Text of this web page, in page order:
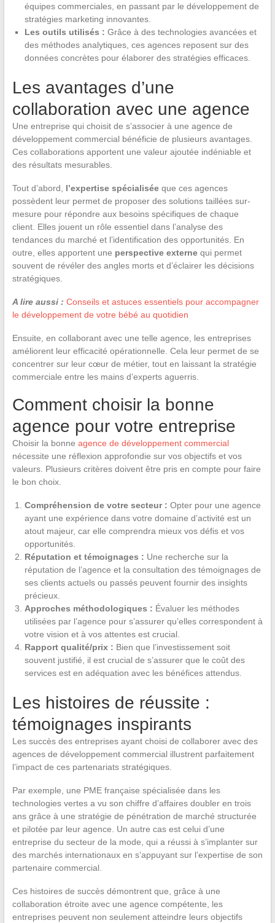
équipes commerciales, en passant par le développement de
stratégies marketing innovantes.
Les outils utilisés : Grâce à des technologies avancées et
des méthodes analytiques, ces agences reposent sur des
données concrètes pour élaborer des stratégies efficaces.
Les avantages d’une
collaboration avec une agence
Une entreprise qui choisit de s’associer à une agence de
développement commercial bénéficie de plusieurs avantages.
Ces collaborations apportent une valeur ajoutée indéniable et
des résultats mesurables.
Tout d’abord, l’expertise spécialiséeque ces agences
possèdent leur permet de proposer des solutions taillées sur-
mesure pour répondre aux besoins spécifiques de chaque
client. Elles jouent un rôle essentiel dans l’analyse des
tendances du marché et l’identification des opportunités. En
outre, elles apportent une perspective externequi permet
souvent de révéler des angles morts et d’éclairer les décisions
stratégiques.
A lire aussi : Conseils et astuces essentiels pour accompagner
le développement de votre bébé au quotidien
Ensuite, en collaborant avec une telle agence, les entreprises
améliorent leur efficacité opérationnelle. Cela leur permet de se
concentrer sur leur cœur de métier, tout en laissant la stratégie
commerciale entre les mains d’experts aguerris.
Comment choisir la bonne
agence pour votre entreprise
Choisir la bonne agence de développement commercial
nécessite une réflexion approfondie sur vos objectifs et vos
valeurs. Plusieurs critères doivent être pris en compte pour faire
le bon choix.
Compréhension de votre secteur : Opter pour une agence
ayant une expérience dans votre domaine d’activité est un
atout majeur, car elle comprendra mieux vos défis et vos
opportunités.
Réputation et témoignages : Une recherche sur la
réputation de l’agence et la consultation des témoignages de
ses clients actuels ou passés peuvent fournir des insights
précieux.
Approches méthodologiques : Évaluer les méthodes
utilisées par l’agence pour s’assurer qu’elles correspondent à
votre vision et à vos attentes est crucial.
Rapport qualité/prix : Bien que l’investissement soit
souvent justifié, il est crucial de s’assurer que le coût des
services est en adéquation avec les bénéfices attendus.
Les histoires de réussite :
témoignages inspirants
Les succès des entreprises ayant choisi de collaborer avec des
agences de développement commercial illustrent parfaitement
l’impact de ces partenariats stratégiques.
Par exemple, une PME française spécialisée dans les
technologies vertes a vu son chiffre d’affaires doubler en trois
ans grâce à une stratégie de pénétration de marché structurée
et pilotée par leur agence. Un autre cas est celui d’une
entreprise du secteur de la mode, qui a réussi à s’implanter sur
des marchés internationaux en s’appuyant sur l’expertise de son
partenaire commercial.
Ces histoires de succès démontrent que, grâce à une
collaboration étroite avec une agence compétente, les
entreprises peuvent non seulement atteindre leurs objectifs